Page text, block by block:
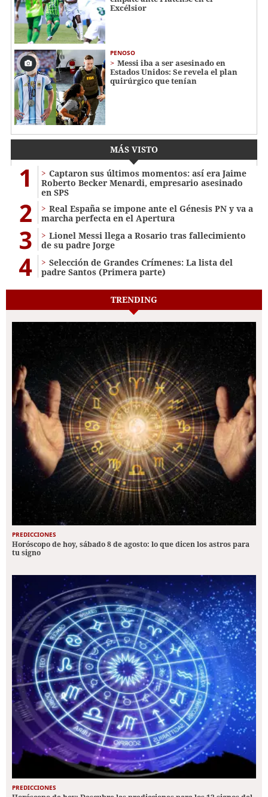
Excélsior
PENOSO
Messi iba a ser asesinado en
Estados Unidos: Se revela el plan
quirúrgico que tenían
MÁS VISTO
1
Captaron sus últimos momentos: así era Jaime
Roberto Becker Menardi​​​, empresario asesinado
en SPS
2
Real España se impone ante el Génesis PN y va a
marcha perfecta en el Apertura
3
Lionel Messi llega a Rosario tras fallecimiento
de su padre Jorge
4
Selección de Grandes Crímenes: La lista del
padre Santos (Primera parte)
TRENDING
PREDICCIONES
Horóscopo de hoy, sábado 8 de agosto: lo que dicen los astros para
tu signo
PREDICCIONES